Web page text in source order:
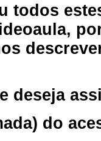
todos
deseja
do